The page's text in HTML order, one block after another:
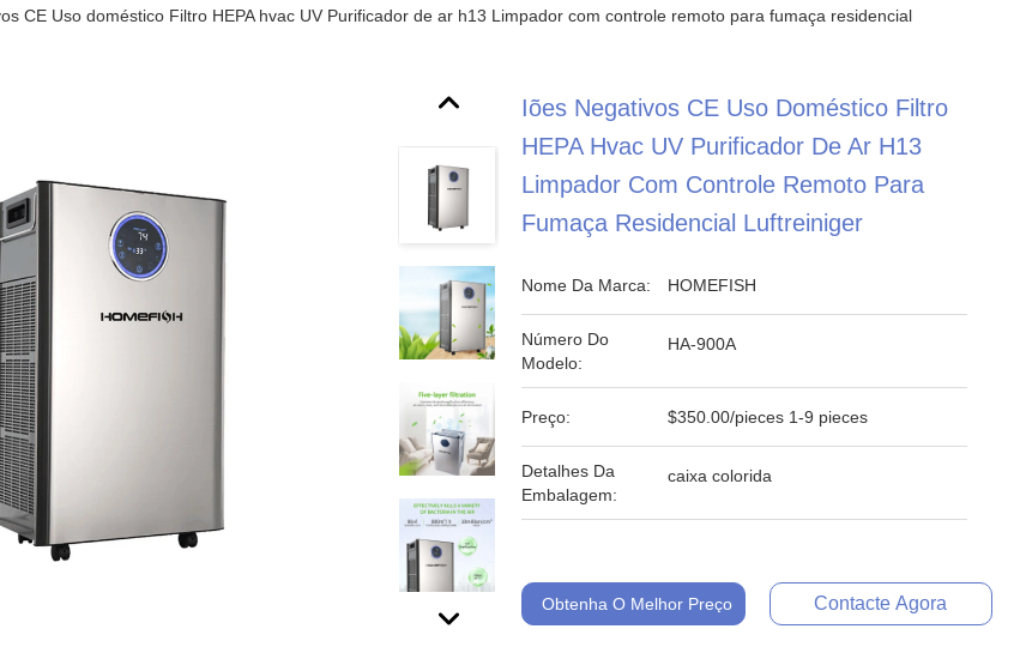
CE Uso doméstico Filtro HEPA hvac UV Purificador de ar h13 Limpador com controle remoto para fumaça residencial
Iões Negativos CE Uso Doméstico Filtro
HEPA Hvac UV Purificador De Ar H13
Limpador Com Controle Remoto Para
Fumaça Residencial Luftreiniger
Nome Da Marca: HOMEFISH
Número Do
Modelo:
HA-900A
Preço: $350.00/pieces 1-9 pieces
Detalhes Da
Embalagem:
caixa colorida
Obtenha O Melhor Preço Contacte Agora